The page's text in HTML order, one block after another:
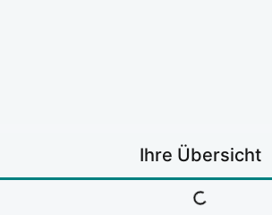
Ihre Über­sicht